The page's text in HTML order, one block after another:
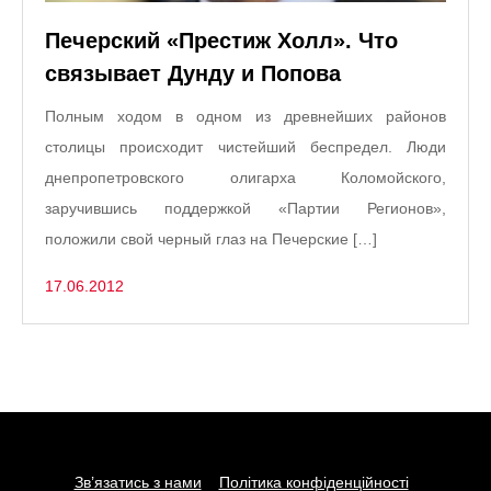
Печерский «Престиж Холл». Что
связывает Дунду и Попова
Полным ходом в одном из древнейших районов
столицы происходит чистейший беспредел. Люди
днепропетровского олигарха Коломойского,
заручившись поддержкой «Партии Регионов»,
положили свой черный глаз на Печерские […]
17.06.2012
Зв’язатись з нами Політика конфіденційності